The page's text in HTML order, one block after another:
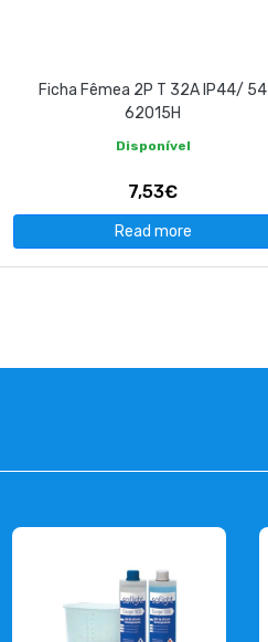
Ficha Fêmea 2P T 32A IP44/ 54
62015H
Disponível
7,53€
Read more